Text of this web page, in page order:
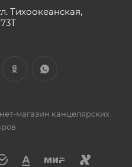
Тихоокеанская,
73Т
магазин канцелярских